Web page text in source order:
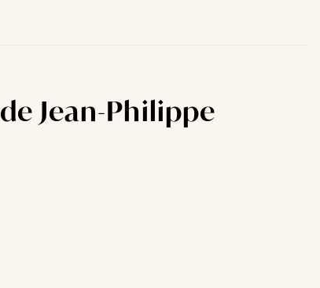
de Jean-Philippe